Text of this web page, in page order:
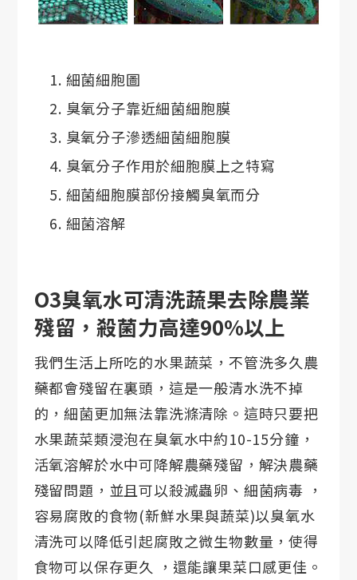
細菌細胞圖
臭氧分子靠近細菌細胞膜
臭氧分子滲透細菌細胞膜
臭氧分子作用於細胞膜上之特寫
細菌細胞膜部份接觸臭氧而分
細菌溶解
O3臭氧水可清洗蔬果去除農業
殘留，殺菌力高達90%以上
我們生活上所吃的水果蔬菜，不管洗多久農
藥都會殘留在裏頭，這是一般清水洗不掉
的，細菌更加無法靠洗滌清除。這時只要把
水果蔬菜類浸泡在臭氧水中約10-15分鐘，
活氧溶解於水中可降解農藥殘留，解決農藥
殘留問題，並且可以殺滅蟲卵、細菌病毒 ，
容易腐敗的食物(新鮮水果與蔬菜)以臭氧水
清洗可以降低引起腐敗之微生物數量，使得
食物可以保存更久 ，還能讓果菜口感更佳。